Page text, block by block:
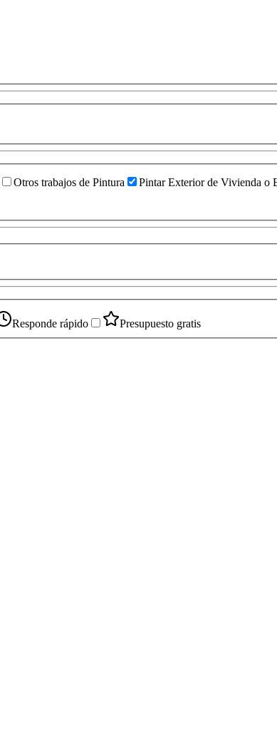
Otros trabajos de Pintura Pintar Exterior de Vivienda o
Responde rápido Presupuesto gratis